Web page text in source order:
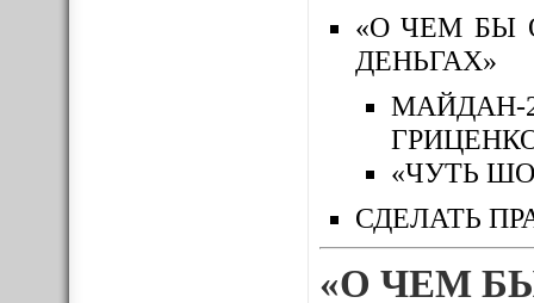
«О ЧЕМ БЫ
ДЕНЬГАХ»
«ЧУТЬ
СДЕЛАТЬ
«О ЧЕМ